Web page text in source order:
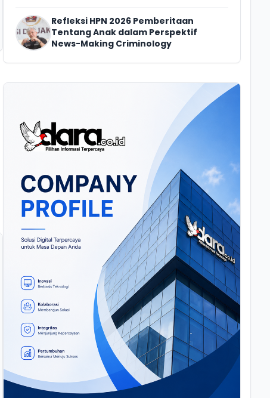
Refleksi HPN 2026 Pemberitaan
Tentang Anak dalam Perspektif
News-Making Criminology